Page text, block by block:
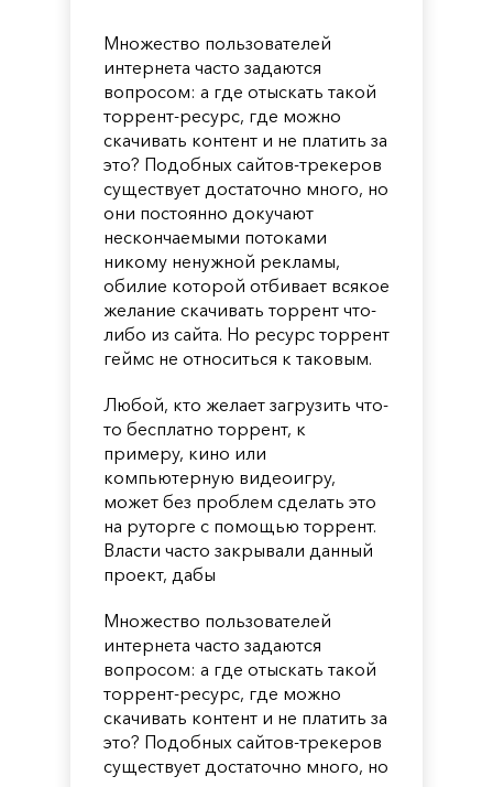
Множество пользователей
интернета часто задаются
вопросом: а где отыскать такой
торрент-ресурс, где можно
скачивать контент и не платить за
это? Подобных сайтов-трекеров
существует достаточно много, но
они постоянно докучают
нескончаемыми потоками
никому ненужной рекламы,
обилие которой отбивает всякое
желание скачивать торрент что-
либо из сайта. Но ресурс торрент
геймс не относиться к таковым.
Любой, кто желает загрузить что-
то бесплатно торрент, к
примеру, кино или
компьютерную видеоигру,
может без проблем сделать это
на руторге с помощью торрент.
Власти часто закрывали данный
проект, дабы
Множество пользователей
интернета часто задаются
вопросом: а где отыскать такой
торрент-ресурс, где можно
скачивать контент и не платить за
это? Подобных сайтов-трекеров
существует достаточно много, но